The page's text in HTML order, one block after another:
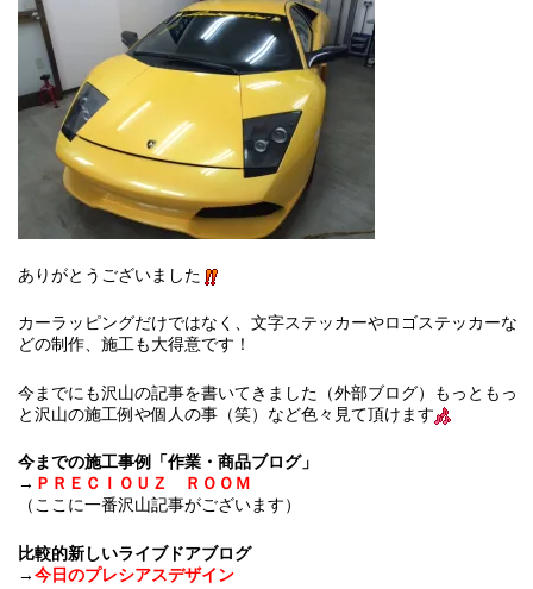
ありがとうございました
カーラッピングだけではなく、文字ステッカーやロゴステッカーな
どの制作、施工も大得意です！
今までにも沢山の記事を書いてきました（外部ブログ）もっともっ
と沢山の施工例や個人の事（笑）など色々見て頂けます
今までの施工事例「作業・商品ブログ」
→ ＰＲＥＣＩＯＵＺ ＲＯＯＭ
（ここに一番沢山記事がございます）
比較的新しいライブドアブログ
→今日のプレシアスデザイン